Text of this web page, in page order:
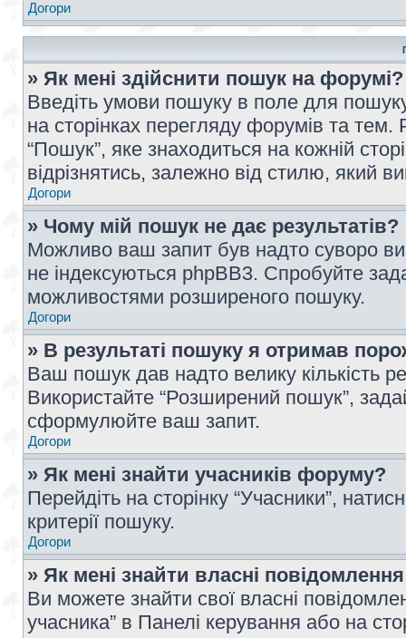
Догори
» Як мені здійснити пошук на форумі?
Введіть умови пошуку в поле для
на сторінках перегляду форумів та
“Пошук”, яке знаходиться на кожній
відрізнятись, залежно від стилю, який
Догори
» Чому мій пошук не дає результатів?
Можливо ваш запит був надто суворо
не індексуються phpBB3. Спробуйте
можливостями розширеного пошуку.
Догори
» В результаті пошуку я отримав
Ваш пошук дав надто велику кількість
Використайте “Розширений пошук”,
сформулюйте ваш запит.
Догори
» Як мені знайти учасників форуму?
Перейдіть на сторінку “Учасники”,
критерії пошуку.
Догори
» Як мені знайти власні
Ви можете знайти свої власні
учасника” в Панелі керування або на